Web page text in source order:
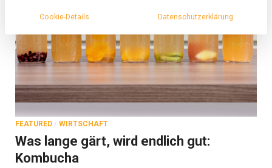
FEATURED / WIRTSCHAFT
Was lange gärt, wird endlich gut:
Kombucha
Cookie-Details Datenschutzerklärung